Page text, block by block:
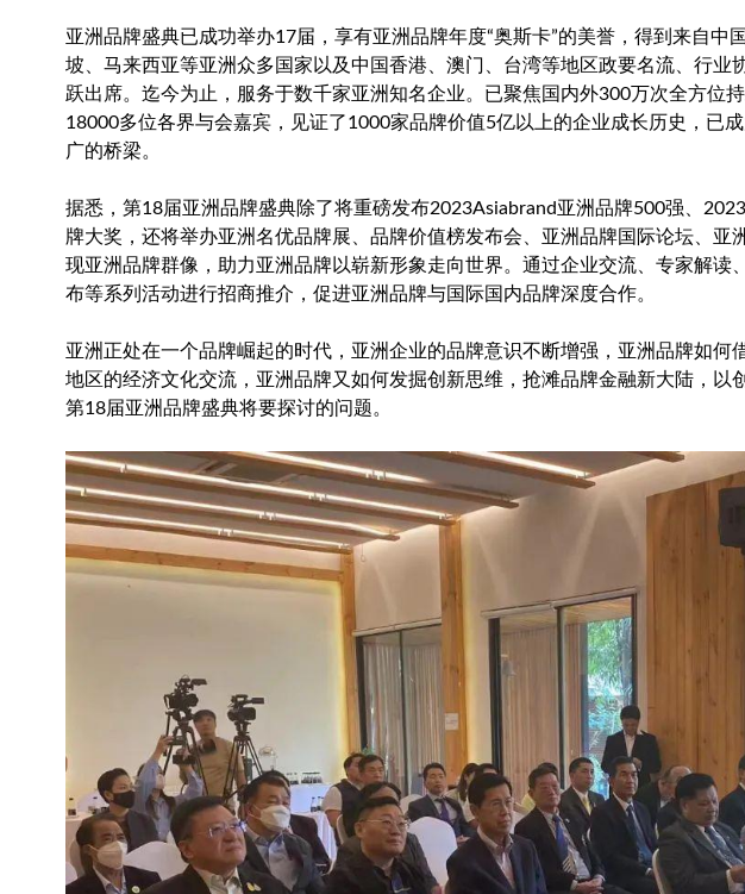
亚洲品牌盛典已成功举办17届，享有亚洲品牌年度“奥斯卡”的美誉，得到来自中
坡、马来西亚等亚洲众多国家以及中国香港、澳门、台湾等地区政要名流、行业
跃出席。迄今为止，服务于数千家亚洲知名企业。已聚焦国内外300万次全方位
18000多位各界与会嘉宾，见证了1000家品牌价值5亿以上的企业成长历史，已
广的桥梁。
据悉，第18届亚洲品牌盛典除了将重磅发布2023Asiabrand亚洲品牌500强、
牌大奖，还将举办亚洲名优品牌展、品牌价值榜发布会、亚洲品牌国际论坛、亚
现亚洲品牌群像，助力亚洲品牌以崭新形象走向世界。通过企业交流、专家解读
布等系列活动进行招商推介，促进亚洲品牌与国际国内品牌深度合作。
亚洲正处在一个品牌崛起的时代，亚洲企业的品牌意识不断增强，亚洲品牌如何
地区的经济文化交流，亚洲品牌又如何发掘创新思维，抢滩品牌金融新大陆，以
第18届亚洲品牌盛典将要探讨的问题。